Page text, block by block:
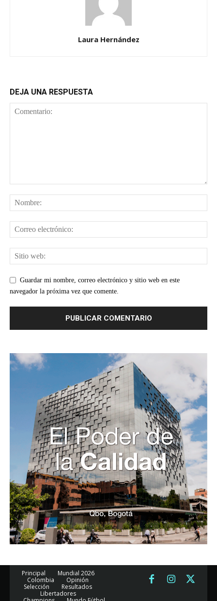
Laura Hernández
DEJA UNA RESPUESTA
Guardar mi nombre, correo electrónico y sitio web en este
navegador la próxima vez que comente.
Principal
Mundial 2026
Colombia
Opinión
Selección
Resultados
Libertadores